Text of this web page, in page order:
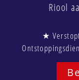
Riool
★